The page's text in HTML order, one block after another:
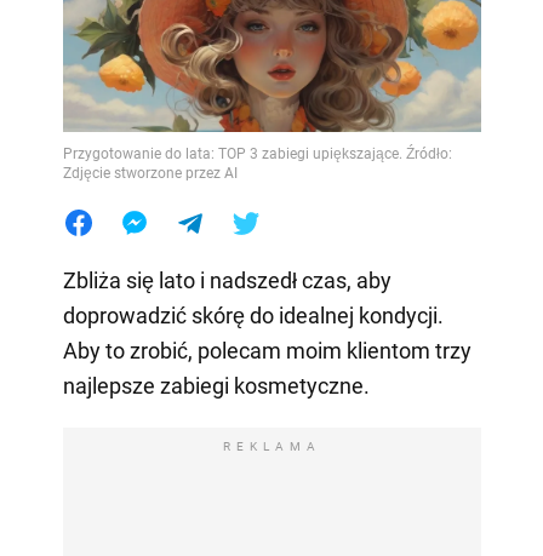
Przygotowanie do lata: TOP 3 zabiegi upiększające. Źródło:
Zdjęcie stworzone przez AI
Zbliża się lato i nadszedł czas, aby
doprowadzić skórę do idealnej kondycji.
Aby to zrobić, polecam moim klientom trzy
najlepsze zabiegi kosmetyczne.
REKLAMA